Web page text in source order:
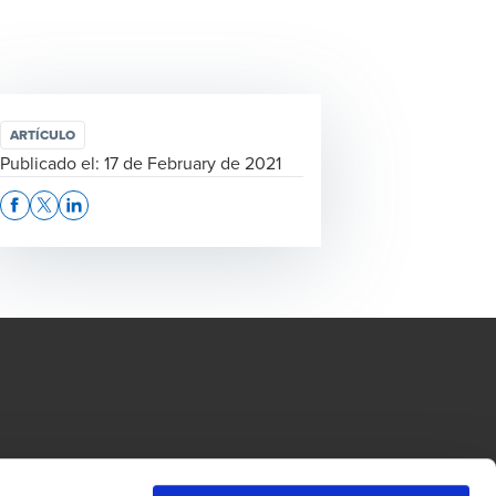
ARTÍCULO
Publicado el: 17 de February de 2021
por garantía del Reino Unido, y forma parte de la red internacional BDO de